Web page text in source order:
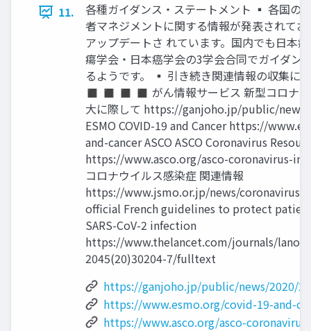
11.
各種ガイダンス・ステートメント ▪ 各国の
者マネジメントに関する情報が発表されて
アップデートさ れています。国内でも日本
瘍学会・日本癌学会の3学会合同でガイダン
るようです。 ▪ 引き続き関連情報の収集に
◼ ◼ ◼ ◼ がん情報サービス 新型コロナウ
大に際して https://ganjoho.jp/public/
ESMO COVID-19 and Cancer https://
and-cancer ASCO ASCO Coronavirus
https://www.asco.org/asco-coronavirus-
コロナウイルス感染症 関連情報
https://www.jsmo.or.jp/news/coronavirus-
official French guidelines to protect
SARS-CoV-2 infection
https://www.thelancet.com/journals/
2045(20)30204-7/fulltext
https://ganjoho.jp/public/news/2020/
https://www.esmo.org/covid-19-and-
https://www.asco.org/asco-